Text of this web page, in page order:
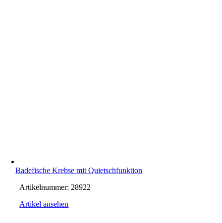
Badefische Krebse mit Quietschfunktion
Artikelnummer: 28922
Artikel ansehen